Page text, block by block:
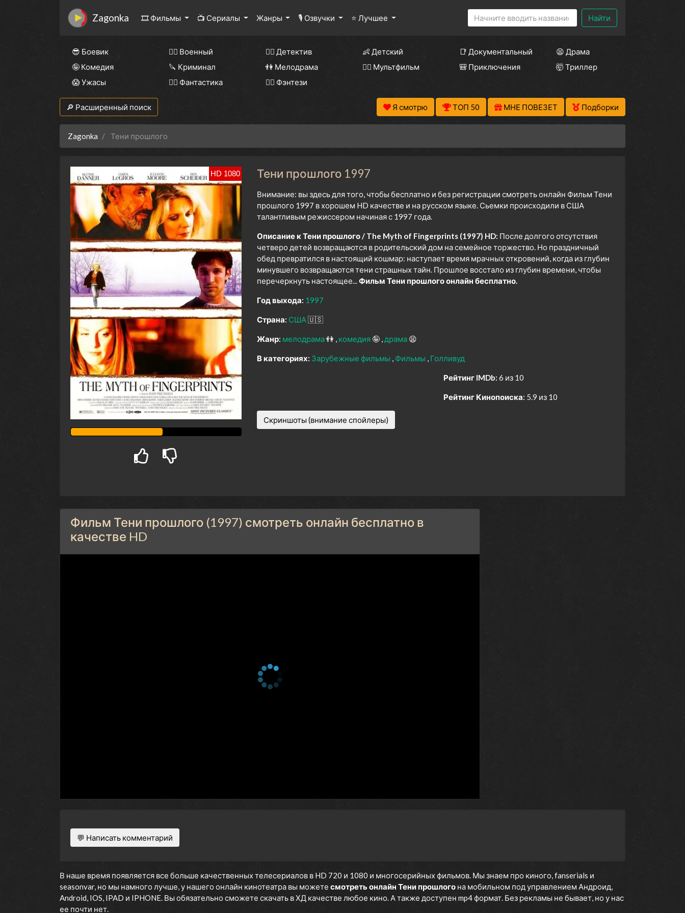
Zagonka 🎞 Фильмы 📺 Сериалы Жанры 🎙 Озвучки ⭐ Лучшее Найти
😎 Боевик 👨‍✈️ Военный 🕵️‍♂️ Детектив 👶 Детский 📑 Документальный
😫 Драма
🤪 Комедия
🔪 Криминал 👫 Мелодрама 🧚‍♀️ Мультфильм 🎒 Приключения
🤯 Триллер
😱 Ужасы
🧙‍♀️ Фантастика 🧝‍♂️ Фэнтези
🔎 Расширенный поиск Я смотрю ТОП 50 МНЕ ПОВЕЗЕТ Подборки
Zagonka Тени прошлого
HD 1080 Тени прошлого 1997
Внимание: вы здесь для того, чтобы бесплатно и без регистрации смотреть онлайн Фильм Тени
прошлого 1997 в хорошем HD качестве и на русском языке. Сьемки происходили в США
талантливым режиссером начиная с 1997 года.
Описание к Тени прошлого / The Myth of Fingerprints (1997) HD: После долгого отсутствия
четверо детей возвращаются в родительский дом на семейное торжество. Но праздничный
обед превратился в настоящий кошмар: наступает время мрачных откровений, когда из глубин
минувшего возвращаются тени страшных тайн. Прошлое восстало из глубин времени, чтобы
перечеркнуть настоящее...Фильм Тени прошлого онлайн бесплатно.
Год выхода: 1997
Страна: США🇺🇸
Жанр: мелодрама👫 комедия 🤪 драма 😫
В категориях: Зарубежные фильмы Фильмы Голливуд
Рейтинг IMDb: 6 из 10
Рейтинг Кинопоиска: 5.9 из 10
Скриншоты (внимание спойлеры)
Фильм Тени прошлого (1997) смотреть онлайн бесплатно в
качестве HD
💬 Написать комментарий
В наше время появляется все больше качественных телесериалов в HD 720 и 1080 и многосерийных фильмов. Мы знаем про киного, fanserials и
seasonvar, но мы намного лучше, у нашего онлайн кинотеатра вы можете смотреть онлайн Тени прошлого на мобильном под управлением Андроид,
Android, IOS, IPAD и IPHONE. Вы обязательно сможете скачать в ХД качестве любое кино. А также доступен mp4 формат. Без рекламы не бывает, но у нас
ее почти нет.